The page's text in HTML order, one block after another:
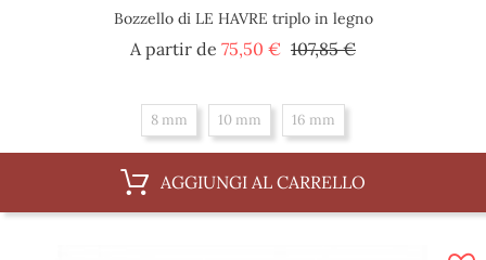
Bozzello di LE HAVRE triplo in legno
A partir de 75,50 € Prezzo
107,85 €Prezzo
8 mm 10 mm 16 mm
AGGIUNGI AL CARRELLO